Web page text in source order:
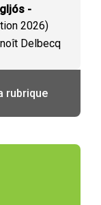
-
2026)
Delbecq
rubrique